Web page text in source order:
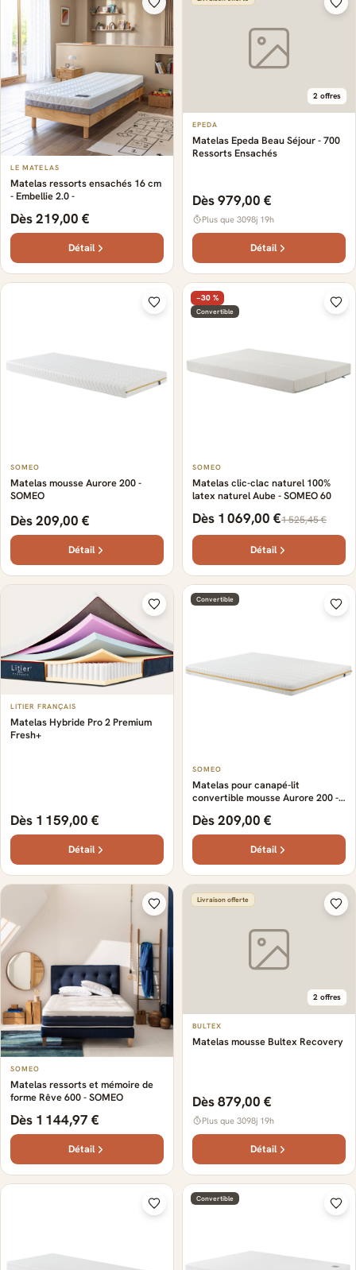
LE MATELAS
Matelas ressorts ensachés 16 cm
- Embellie 2.0 -
Dès 219,00 €
Détail
2 offres
EPEDA
Matelas Epeda Beau Séjour - 700
Ressorts Ensachés
Dès 979,00 €
Plus que 3098j 19h
Détail
SOMEO
Matelas mousse Aurore 200 -
SOMEO
Dès 209,00 €
Détail
−30 %
Convertible
SOMEO
Matelas clic-clac naturel 100%
latex naturel Aube - SOMEO 60
Dès 1 069,00 €1 525,45 €
Détail
LITIER FRANÇAIS
Matelas Hybride Pro 2 Premium
Fresh+
Dès 1 159,00 €
Détail
Convertible
SOMEO
Matelas pour canapé-lit
convertible mousse Aurore 200 -
Dès 209,00 €
Détail
SOMEO
Matelas ressorts et mémoire de
forme Rêve 600 - SOMEO
Dès 1 144,97 €
Détail
Livraison offerte
2 offres
BULTEX
Matelas mousse Bultex Recovery
Dès 879,00 €
Plus que 3098j 19h
Détail
Convertible